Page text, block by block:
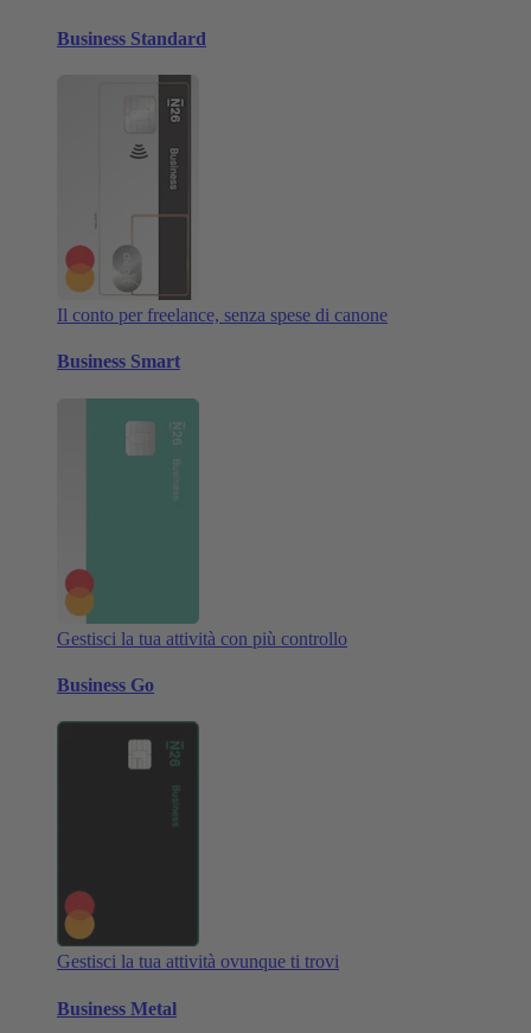
Business Standard
Il conto per freelance, senza spese di canone
Business Smart
Gestisci la tua attività con più controllo
Business Go
Gestisci la tua attività ovunque ti trovi
Business Metal